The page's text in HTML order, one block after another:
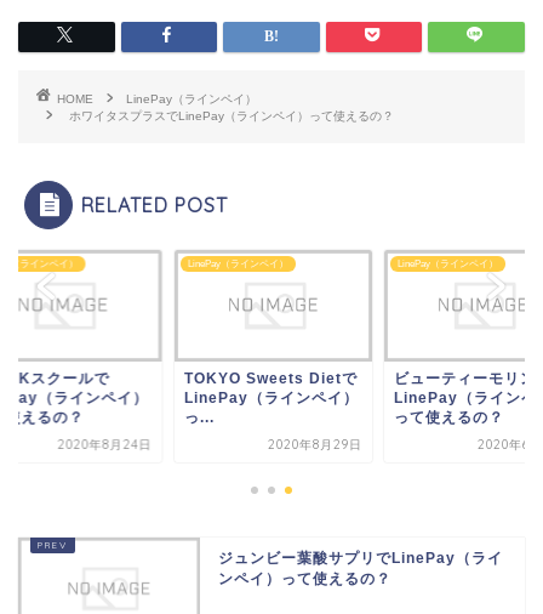
HOME
LinePay（ラインペイ）
ホワイタスプラスでLinePay（ラインペイ）って使えるの？
RELATED POST
（ラインペイ）
Sweets Dietで
（ラインペイ）
2020年8月29日
LinePay（ラインペイ）
ビューティーモリンガで
LinePay（ラインペイ）
って使えるの？
2020年6月24日
LinePay（ラインペイ）
EPARKスクールで
LinePay（ラインペ
って使えるの？
2020年8
ジュンビー葉酸サプリでLinePay（ライ
ンペイ）って使えるの？